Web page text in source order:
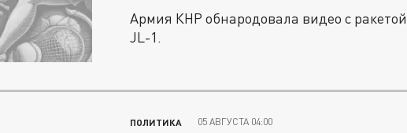
Армия КНР обнародовала видео с ракетой
JL-1.
ПОЛИТИКА 05 АВГУСТА 04:00